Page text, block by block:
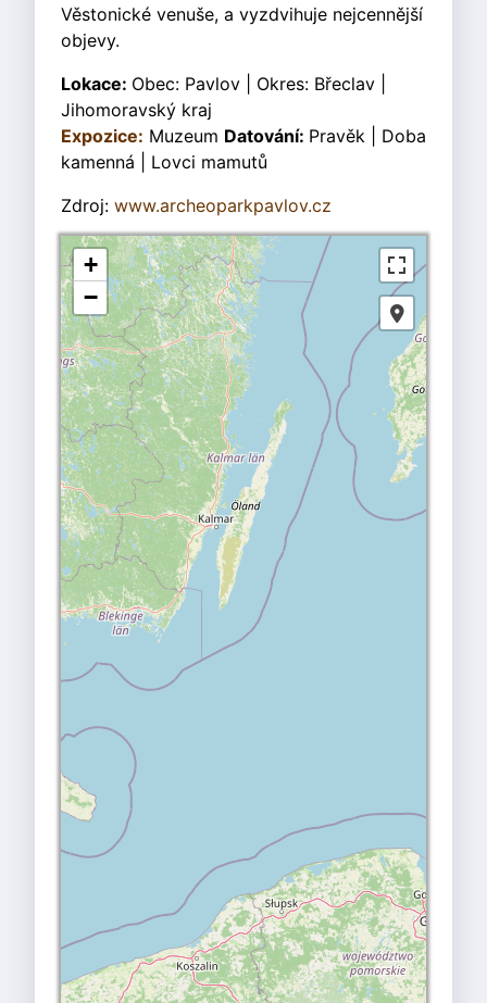
Věstonické venuše, a vyzdvihuje nejcennější
objevy.
Lokace: Obec: Pavlov | Okres: Břeclav |
Jihomoravský kraj
Expozice: Muzeum Datování: Pravěk | Doba
kamenná | Lovci mamutů
Zdroj: www.archeoparkpavlov.cz
+
−